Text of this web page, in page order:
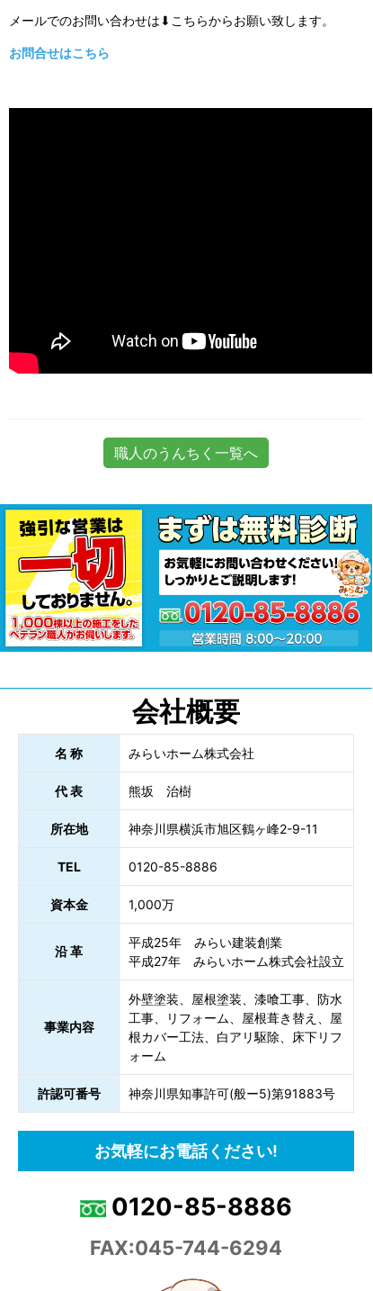
メールでのお問い合わせは⬇こちらからお願い致します。
お問合せはこちら
職人のうんちく一覧へ
会社概要
名 称 みらいホーム株式会社
代 表 熊坂 治樹
所在地 神奈川県横浜市旭区鶴ヶ峰2-9-11
TEL 0120-85-8886
資本金 1,000万
沿 革
平成25年 みらい建装創業
平成27年 みらいホーム株式会社設立
事業内容
外壁塗装、屋根塗装、漆喰工事、防水
工事、リフォーム、屋根葺き替え、屋
根カバー工法、白アリ駆除、床下リフ
ォーム
許認可番号 神奈川県知事許可(般ー5)第91883号
お気軽にお電話ください!
0120-85-8886
FAX:045-744-6294